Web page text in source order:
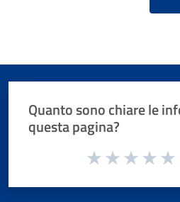
Quanto sono chiare le
questa pagina?
Valuta da 1 a 5 stelle la pagina